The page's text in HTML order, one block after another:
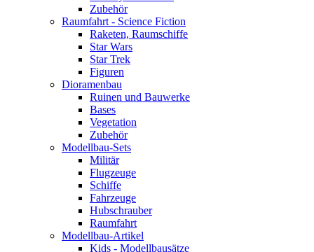
Zubehör
Raumfahrt - Science Fiction
Raketen, Raumschiffe
Star Wars
Star Trek
Figuren
Dioramenbau
Ruinen und Bauwerke
Bases
Vegetation
Zubehör
Modellbau-Sets
Militär
Flugzeuge
Schiffe
Fahrzeuge
Hubschrauber
Raumfahrt
Modellbau-Artikel
Kids - Modellbausätze